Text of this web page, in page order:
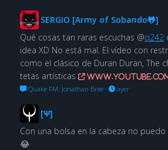
SERGIO [Army of Sobando🐸]
Qué cosas tan raras escuchas @q242
idea XD No está mal. El vídeo con
como el clásico de Duran Duran, The
tetas artísticas
Quake FM: Jonathan Bree· ayer
[Ψ]
Con una bolsa en la cabeza no
😂